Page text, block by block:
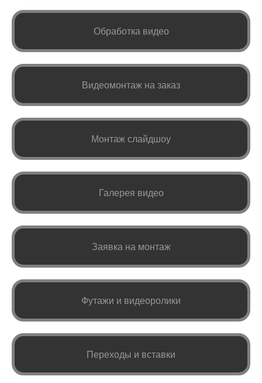
Обработка видео
Видеомонтаж на заказ
Монтаж слайдшоу
Галерея видео
Заявка на монтаж
Футажи и видеоролики
Переходы и вставки